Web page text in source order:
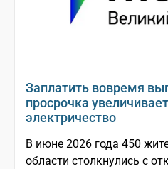
Заплатить вовремя
просрочка
электричество
В июне 2026 года 450
области столкнулись с